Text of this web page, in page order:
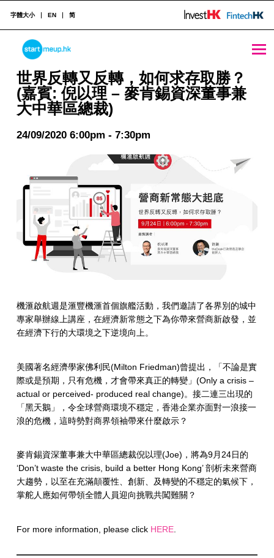
STARTMEUPHK
STARTMEUPHK FESTIVAL IS THE LEADING STARTUP AND INNOVATION CONFERENCE EVENT IN HONG KONG
字體大小 EN 简
世界反轉又反轉，如何求存取勝？
(嘉賓: 倪以理 – 麥肯錫資深董事兼
大中華區總裁)
24/09/2020 6:00pm - 7:30pm
機滙啟航週是滙豐機滙首個旗艦活動，我們邀請了各界別的城中
專家舉辦線上講座，在經濟新常態之下為你帶來營商新啟發，並
在經濟下行的大環境之下逆境向上。
美國著名經濟學家佛利民(Milton Friedman)曾提出，「不論是實
際或是預期，只有危機，才會帶來真正的轉變」(Only a crisis –
actual or perceived- produced real change)。接二連三出現的
「黑天鵝」，令全球營商環境不穩定，香港企業亦面對一浪接一
浪的危機，這時勢對商界領袖帶來什麼啟示？
麥肯錫資深董事兼大中華區總裁倪以理(Joe)，將為9月24日的
‘Don’t waste the crisis, build a better Hong Kong’ 剖析未來營商
大趨勢，以至在充滿顛覆性、創新、及轉變的不穩定的氣候下，
掌舵人應如何帶領全體人員迎向挑戰共闖難關？
For more information, please click HERE.